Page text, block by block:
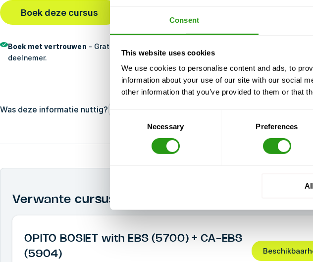
Consent
This website uses cookies
We use cookies to personalise content and ads, to
information about your use of our site with our social
other information that you’ve provided to them or that
Consent
Necessary Preferences
Boek deze cursus
Boek met vertrouwen - Gratis annulering, geen vooruitbetaling, en we annuleren
deelnemer.
Was deze informatie nuttig?
Verwante cursussen
OPITO BOSIET with EBS (5700) + CA-EBS
(5904)